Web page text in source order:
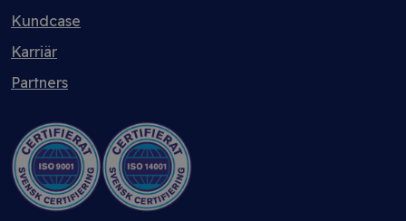
Kundcase
Karriär
Partners